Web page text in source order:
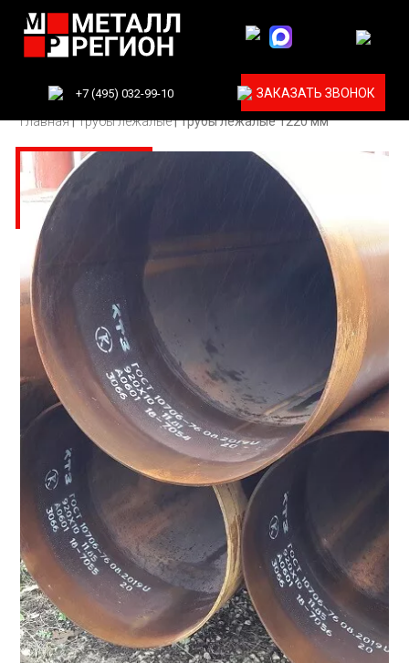
+7 (495) 032-99-10
ЗАКАЗАТЬ ЗВОНОК
Главная|Трубы лежалые|Трубы лежалые 1220 мм